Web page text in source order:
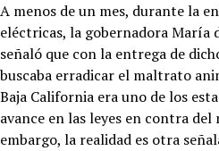
A menos de un mes, durante la
eléctricas, la gobernadora María
señaló que con la entrega de
buscaba erradicar el maltrato
Baja California era uno de los
avance en las leyes en contra
embargo, la realidad es otra